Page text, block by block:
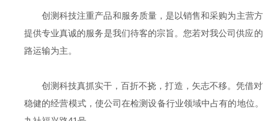
创测科技注重产品和服务质量，是以销售和采购为主营
提供专业真诚的服务是我们待客的宗旨。您若对我公司供应
路运输为主。
创测科技真抓实干，百折不挠，打造，矢志不移。凭借
稳健的经营模式，使公司在检测设备行业领域中占有的地位